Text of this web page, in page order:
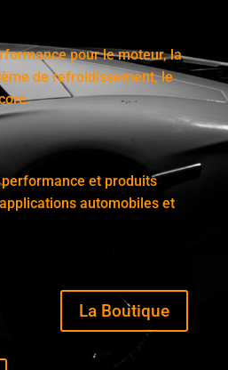
pour le moteur, la
de refroidissement, le
et produits
automobiles et
La Boutique